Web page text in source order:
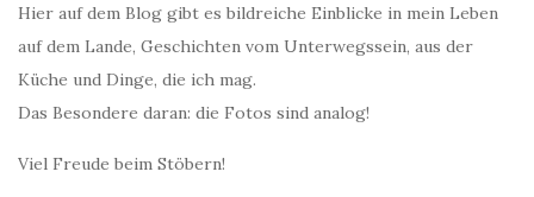
Hier auf dem Blog gibt es bildreiche Einblicke in mein Leben
auf dem Lande, Geschichten vom Unterwegssein, aus der
Küche und Dinge, die ich mag.
Das Besondere daran: die Fotos sind analog!
Viel Freude beim Stöbern!